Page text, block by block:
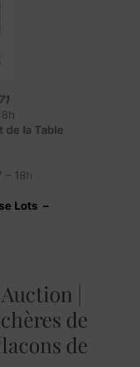
de la Table
– 18h
Lots –
Auction |
de
de